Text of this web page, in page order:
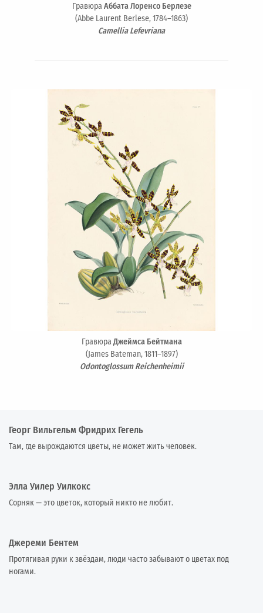
ГравюраАббата Лоренсо Берлезе
(Abbe Laurent Berlese, 1784–1863)
Camellia Lefevriana
ГравюраДжеймса Бейтмана
(James Bateman, 1811–1897)
Odontoglossum Reichenheimii
Георг Вильгельм Фридрих Гегель
Там, где вырождаются цветы, не может жить человек.
Элла Уилер Уилкокс
Сорняк — это цветок, который никто не любит.
Джереми Бентем
Протягивая руки к звёздам, люди часто забывают о цветах под
ногами.